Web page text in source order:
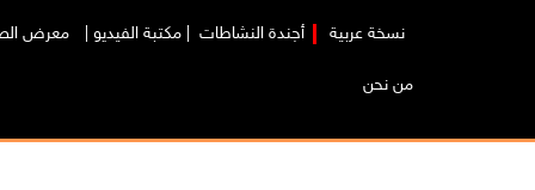
معرض مكتبة الفيديو أجندة النشاطات نسخة عربية
من نحن